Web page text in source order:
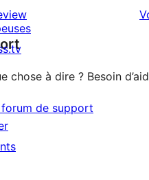
chose à dire ? Besoin
de support